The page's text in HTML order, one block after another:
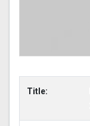
Title: